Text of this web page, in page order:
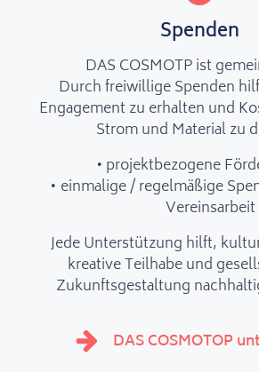
Spenden
DAS COSMOTP ist
Durch freiwillige Spenden
Engagement zu erhalten und
Strom und Material zu
projektbezogene
einmalige / regelmäßige
Vereinsarbeit
Jede Unterstützung hilft,
kreative Teilhabe und
Zukunftsgestaltung
DAS COSMOTOP